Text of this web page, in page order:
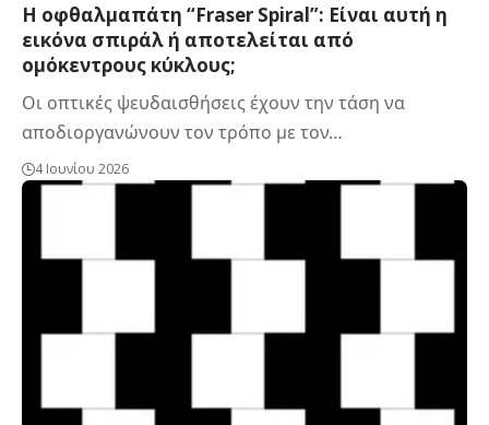
Η οφθαλμαπάτη “Fraser Spiral”: Είναι αυτή η
εικόνα σπιράλ ή αποτελείται από
ομόκεντρους κύκλους;
Οι οπτικές ψευδαισθήσεις έχουν την τάση να
αποδιοργανώνουν τον τρόπο με τον…
4 Ιουνίου 2026